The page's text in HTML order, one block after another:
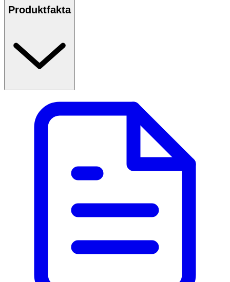
Produktfakta